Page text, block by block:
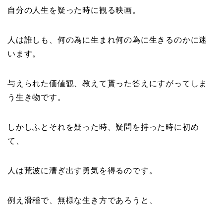
自分の人生を疑った時に観る映画。
人は誰しも、何の為に生まれ何の為に生きるのかに迷
います。
与えられた価値観、教えて貰った答えにすがってしま
う生き物です。
しかしふとそれを疑った時、疑問を持った時に初め
て、
人は荒波に漕ぎ出す勇気を得るのです。
例え滑稽で、無様な生き方であろうと、